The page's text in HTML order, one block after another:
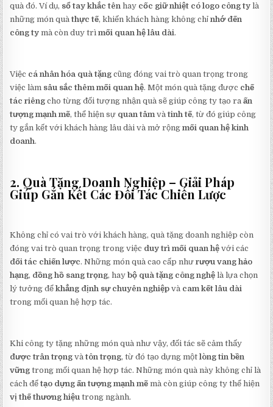
quà đó. Ví dụ, sổ tay khắc tên hay cốc giữ nhiệt có logo công ty là
những món quàthực tế, khiến khách hàng không chỉnhớ đến
công ty mà còn duy trìmối quan hệ lâu dài.
Việc cá nhân hóa quà tặng cũng đóng vai trò quan trọng trong
việc làm sâu sắc thêm mối quan hệ. Một món quà tặng được chế
tác riêng cho từng đối tượng nhận quà sẽ giúp công ty tạo raấn
tượng mạnh mẽ, thể hiện sự quan tâm vàtinh tế, từ đó giúp công
ty gắn kết với khách hàng lâu dài và mở rộngmối quan hệ kinh
doanh.
2. Quà Tặng Doanh Nghiệp – Giải Pháp
Giúp Gắn Kết Các Đối Tác Chiến Lược
Không chỉ có vai trò với khách hàng, quà tặng doanh nghiệp còn
đóng vai trò quan trọng trong việc duy trì mối quan hệ với các
đối tác chiến lược. Những món quà cao cấp nhưrượu vang hảo
hạng, đồng hồ sang trọng, haybộ quà tặng công nghệ là lựa chọn
lý tưởng đểkhẳng định sự chuyên nghiệp và cam kết lâu dài
trong mối quan hệ hợp tác.
Khi công ty tặng những món quà như vậy, đối tác sẽ cảm thấy
được trân trọng vàtôn trọng, từ đó tạo dựng mộtlòng tin bền
vững trong mối quan hệ hợp tác. Những món quà này không chỉ là
cách đểtạo dựng ấn tượng mạnh mẽ mà còn giúp công ty thể hiện
vị thế thương hiệu trong ngành.